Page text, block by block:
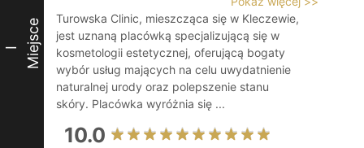
I Miejsce
Turowska Clinic, mieszcząca się w Kleczewie,
jest uznaną placówką specjalizującą się w
kosmetologii estetycznej, oferującą bogaty
wybór usług mających na celu uwydatnienie
naturalnej urody oraz polepszenie stanu
skóry. Placówka wyróżnia się ...
10.0